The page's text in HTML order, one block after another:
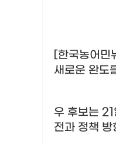
[한국농어민
새로운 완도
우 후보는 21
전과 정책